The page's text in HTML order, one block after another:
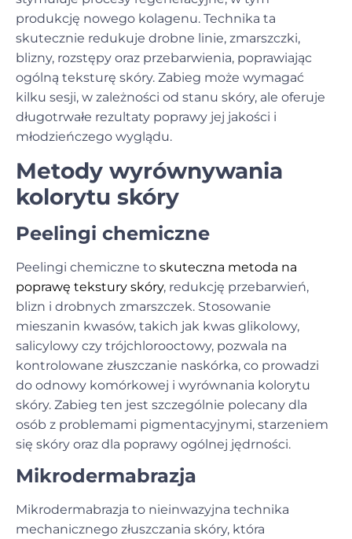
produkcję nowego kolagenu. Technika ta
skutecznie redukuje drobne linie, zmarszczki,
blizny, rozstępy oraz przebarwienia, poprawiając
ogólną teksturę skóry. Zabieg może wymagać
kilku sesji, w zależności od stanu skóry, ale oferuje
długotrwałe rezultaty poprawy jej jakości i
młodzieńczego wyglądu.
Metody wyrównywania
kolorytu skóry
Peelingi chemiczne
Peelingi chemiczne to skuteczna metoda na
poprawę tekstury skóry, redukcję przebarwień,
blizn i drobnych zmarszczek. Stosowanie
mieszanin kwasów, takich jak kwas glikolowy,
salicylowy czy trójchlorooctowy, pozwala na
kontrolowane złuszczanie naskórka, co prowadzi
do odnowy komórkowej i wyrównania kolorytu
skóry. Zabieg ten jest szczególnie polecany dla
osób z problemami pigmentacyjnymi, starzeniem
się skóry oraz dla poprawy ogólnej jędrności.
Mikrodermabrazja
Mikrodermabrazja to nieinwazyjna technika
mechanicznego złuszczania skóry, która